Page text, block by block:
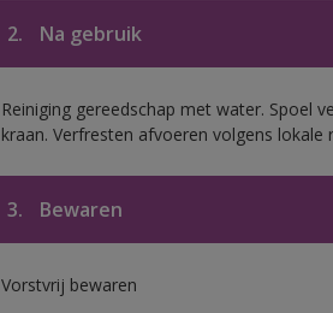
2. Na gebruik
Reiniging gereedschap met water. Spoel
kraan. Verfresten afvoeren volgens lokale
3. Bewaren
Vorstvrij bewaren